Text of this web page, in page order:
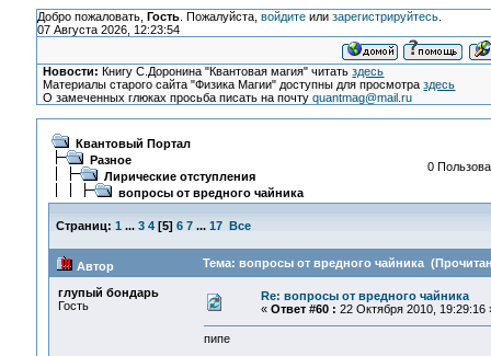
Добро пожаловать, Гость. Пожалуйста, войдитеили зарегистрируйтесь.
07 Августа 2026, 12:23:54
Новости: Книгу С.Доронина "Квантовая магия" читатьздесь
Материалы старого сайта "Физика Магии" доступны для просмотраздесь
О замеченных глюках просьба писать на почтуquantmag@mail.ru
Квантовый Портал
Разное
Лирические отступления
вопросы от вредного чайника
0
Страниц: 1 ... 3 4[5] 6 7 ... 17 Все
Автор Тема: вопросы от вредного чайника
глупый бондарь
Гость
Re: вопросы от вредного чайника
« Ответ #60 : 22 Октября 2010, 19:29:16
пипе